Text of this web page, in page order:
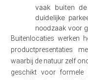
vaak buiten
duidelijke
noodzaak voor
Buitenlocaties werken
productpresentaties
waarbij de natuur zelf
geschikt voor formele